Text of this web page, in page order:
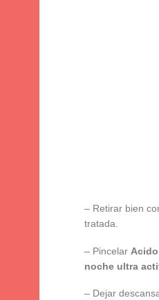
– Retirar bien
tratada.
– Pincelar
noche ultra
– Dejar